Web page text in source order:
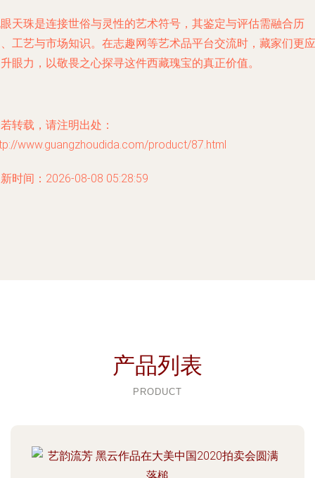
天珠是连接世俗与灵性的艺术符号，其鉴定与评估需融合历
工艺与市场知识。在志趣网等艺术品平台交流时，藏家们更应
眼力，以敬畏之心探寻这件西藏瑰宝的真正价值。
转载，请注明出处：
www.guangzhoudida.com/product/87.html
时间：2026-08-08 05:28:59
产品列表
PRODUCT